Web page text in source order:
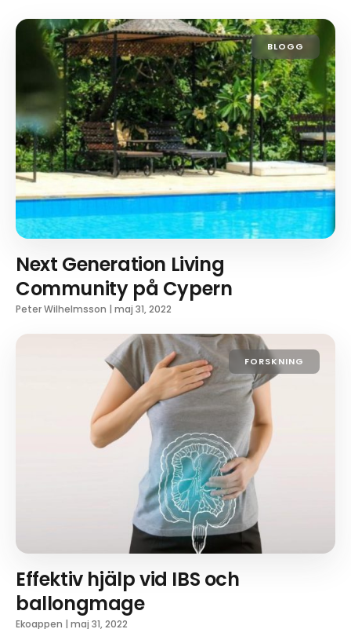
BLOGG
Next Generation Living
Community på Cypern
Peter Wilhelmsson | maj 31, 2022
FORSKNING
Effektiv hjälp vid IBS och
ballongmage
Ekoappen | maj 31, 2022